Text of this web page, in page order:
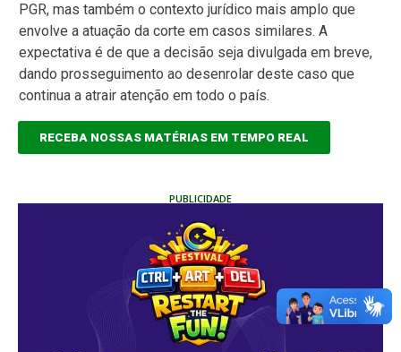
PGR, mas também o contexto jurídico mais amplo que
envolve a atuação da corte em casos similares. A
expectativa é de que a decisão seja divulgada em breve,
dando prosseguimento ao desenrolar deste caso que
continua a atrair atenção em todo o país.
RECEBA NOSSAS MATÉRIAS EM TEMPO REAL
PUBLICIDADE